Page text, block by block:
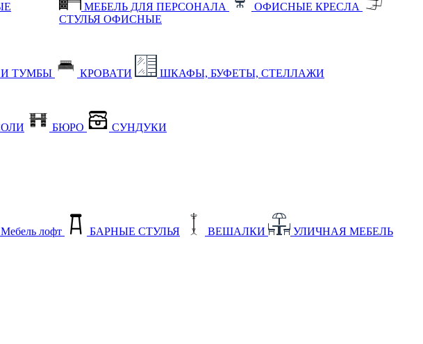
МЕБЕЛЬ ДЛЯ ПЕРСОНАЛА
ОФИСНЫЕ КРЕСЛА
СТУЛЬЯ ОФИСНЫЕ
ТУМБЫ КРОВАТИ ШКАФЫ, БУФЕТЫ, СТЕЛЛАЖИ
БЮРО СУНДУКИ
Мебель лофт БАРНЫЕ СТУЛЬЯ ВЕШАЛКИ УЛИЧНАЯ МЕБЕЛЬ